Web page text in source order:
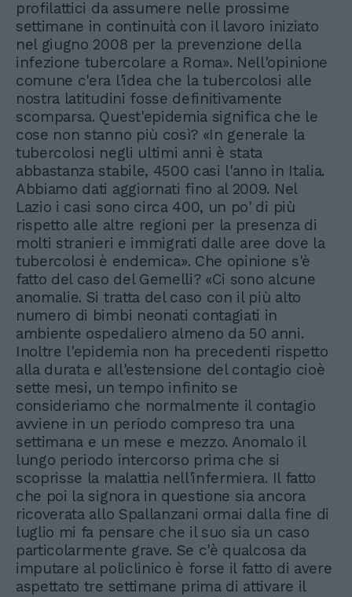
profilattici da assumere nelle prossime
settimane in continuità con il lavoro iniziato
nel giugno 2008 per la prevenzione della
infezione tubercolare a Roma». Nell'opinione
comune c'era l'idea che la tubercolosi alle
nostra latitudini fosse definitivamente
scomparsa. Quest'epidemia significa che le
cose non stanno più così? «In generale la
tubercolosi negli ultimi anni è stata
abbastanza stabile, 4500 casi l'anno in Italia.
Abbiamo dati aggiornati fino al 2009. Nel
Lazio i casi sono circa 400, un po' di più
rispetto alle altre regioni per la presenza di
molti stranieri e immigrati dalle aree dove la
tubercolosi è endemica». Che opinione s'è
fatto del caso del Gemelli? «Ci sono alcune
anomalie. Si tratta del caso con il più alto
numero di bimbi neonati contagiati in
ambiente ospedaliero almeno da 50 anni.
Inoltre l'epidemia non ha precedenti rispetto
alla durata e all'estensione del contagio cioè
sette mesi, un tempo infinito se
consideriamo che normalmente il contagio
avviene in un periodo compreso tra una
settimana e un mese e mezzo. Anomalo il
lungo periodo intercorso prima che si
scoprisse la malattia nell'infermiera. Il fatto
che poi la signora in questione sia ancora
ricoverata allo Spallanzani ormai dalla fine di
luglio mi fa pensare che il suo sia un caso
particolarmente grave. Se c'è qualcosa da
imputare al policlinico è forse il fatto di avere
aspettato tre settimane prima di attivare il